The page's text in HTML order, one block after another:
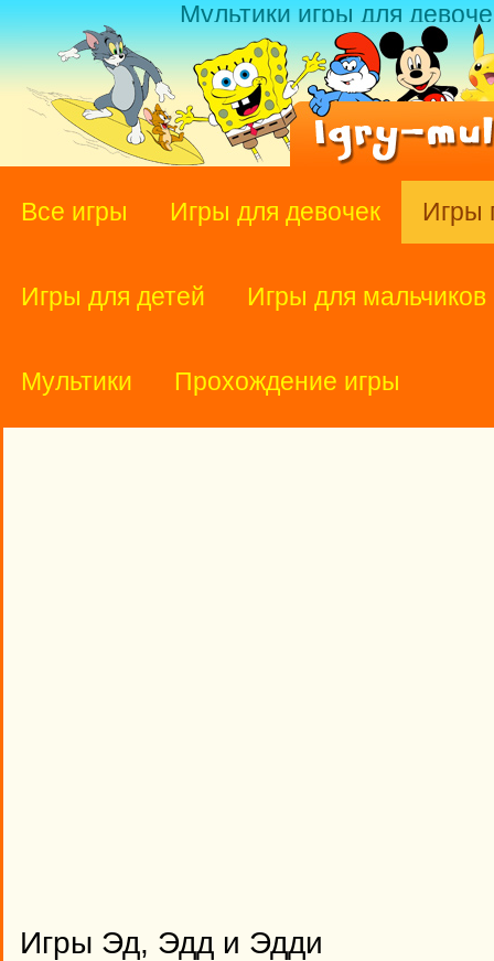
Мультики игры для
Все игры Игры для девочек Игры
Игры для детей Игры для мальчиков
Мультики Прохождение игры
Игры Эд, Эдд и Эдди